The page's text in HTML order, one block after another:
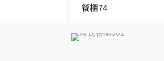
餐櫃74